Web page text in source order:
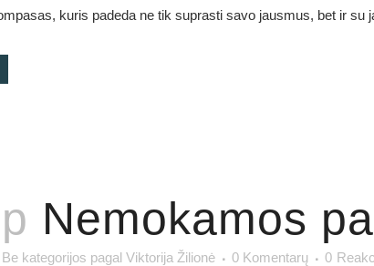
kuris padeda ne tik suprasti savo jausmus, bet ir su
Nemokamos
Be kategorijos pagal Viktorija Žilionė 0 Komentarų 0